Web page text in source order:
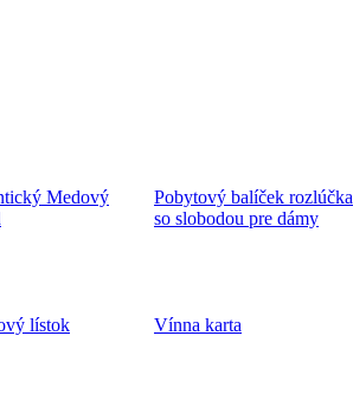
Medový
Pobytový balíček rozlúčka
so slobodou pre dámy
lístok Vínna karta